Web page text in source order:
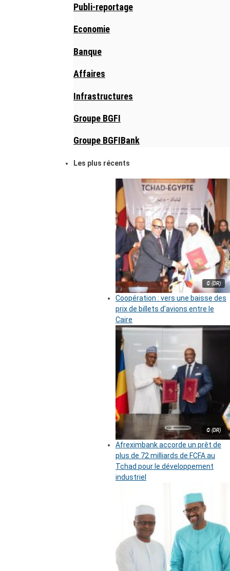
Publi-reportage
Economie
Banque
Affaires
Infrastructures
Groupe BGFI
Groupe BGFIBank
Les plus récents
© (DR)
Coopération : vers une baisse des
prix de billets d’avions entre le
Caire
© (DR)
Afreximbank accorde un prêt de
plus de 72 milliards de FCFA au
Tchad pour le développement
industriel